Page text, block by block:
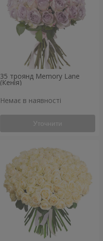
35 троянд Memory Lane
(Кенія)
Немає в наявності
Уточнити